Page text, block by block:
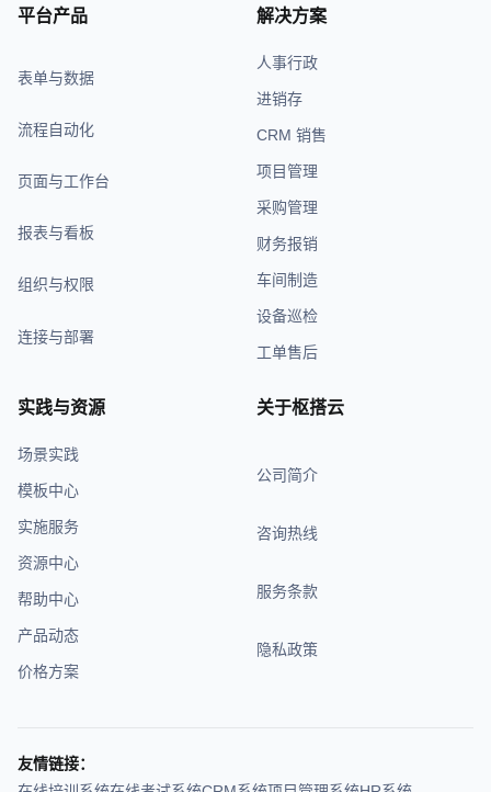
平台产品
表单与数据
流程自动化
页面与工作台
报表与看板
组织与权限
连接与部署
解决方案
人事行政
进销存
CRM 销售
项目管理
采购管理
财务报销
车间制造
设备巡检
工单售后
实践与资源
场景实践
模板中心
实施服务
资源中心
帮助中心
产品动态
价格方案
关于枢搭云
公司简介
咨询热线
服务条款
隐私政策
友情链接：